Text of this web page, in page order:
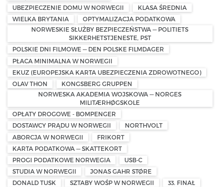
UBEZPIECZENIE DOMU W NORWEGII
KLASA ŚREDNIA
WIELKA BRYTANIA
OPTYMALIZACJA PODATKOWA
NORWESKIE SŁUŻBY BEZPIECZEŃSTWA — POLITIETS
SIKKERHETSTJENESTE, PST
POLSKIE DNI FILMOWE — DEN POLSKE FILMDAGER
PŁACA MINIMALNA W NORWEGII
EKUZ (EUROPEJSKA KARTA UBEZPIECZENIA ZDROWOTNEGO)
OLAV THON
KONGSBERG GRUPPEN
NORWESKA AKADEMIA WOJSKOWA — NORGES
MILITÆRHØGSKOLE
OPŁATY DROGOWE - BOMPENGER
DOSTAWCY PRĄDU W NORWEGII
NORTHVOLT
ABORCJA W NORWEGII
FRIKORT
KARTA PODATKOWA — SKATTEKORT
PROGI PODATKOWE NORWEGIA
USB-C
STUDIA W NORWEGII
JONAS GAHR STØRE
DONALD TUSK
SZTABY WOŚP W NORWEGII
33. FINAŁ